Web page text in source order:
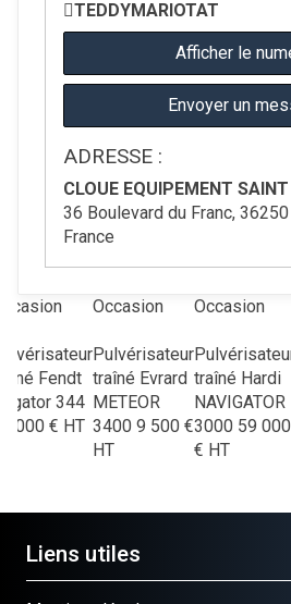
TEDDYMARIOTAT
Afficher le
Envoyer un
ADRESSE :
CLOUE EQUIPEMENT
36 Boulevard du Franc,
France
Fendt
344
000 € HT
Occasion
Pulvérisateur
traîné Evrard
METEOR
3400 9 500 €
HT
Occasion
traîné Hardi
NAVIGATOR
3000 59 000
€ HT
Liens utiles